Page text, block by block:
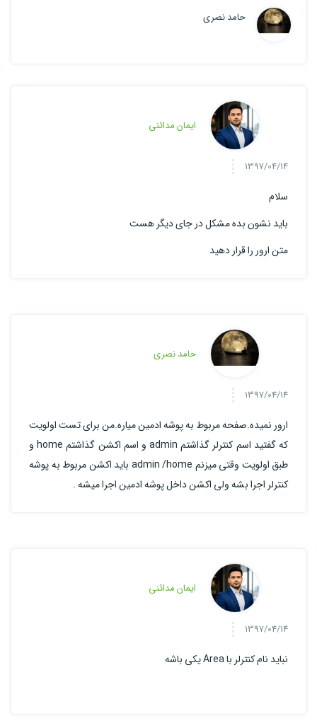
حامد نصری
ایمان مدائنی
1397/04/14
سلام
باید نشون بده مشکل در جای دیگر هست
متن ارور را قرار دهید
حامد نصری
1397/04/14
ارور نمیده.صفحه مربوط به پوشه ادمین میاره.من برای تست اولویت
که گفتید اسم کنترلر گذاشتم admin و اسم اکشن گذاشتم home و
طبق اولویت وقتی میزنم admin /home باید اکشن مربوط به پوشه
کنترلر اجرا بشه ولی اکشن داخل پوشه ادمین اجرا میشه .
ایمان مدائنی
1397/04/14
نباید نام کنترلر با Area یکی باشه